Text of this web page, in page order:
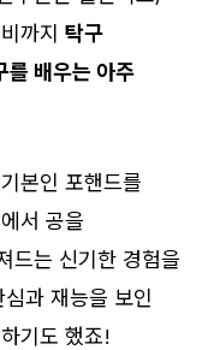
까지 탁구
를 배우는 아주
본인 포핸드를
서 공을
드는 신기한 경험을
과 재능을 보인
기도 했죠!